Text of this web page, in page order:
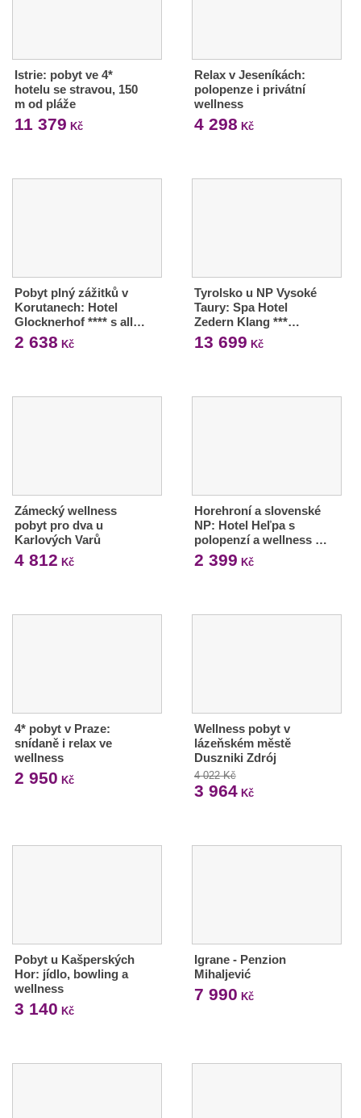
Istrie: pobyt ve 4*
hotelu se stravou, 150
m od pláže
11 379 Kč
Relax v Jeseníkách:
polopenze i privátní
wellness
4 298 Kč
Pobyt plný zážitků v
Korutanech: Hotel
Glocknerhof **** s all…
2 638 Kč
Tyrolsko u NP Vysoké
Taury: Spa Hotel
Zedern Klang ***…
13 699 Kč
Zámecký wellness
pobyt pro dva u
Karlových Varů
4 812 Kč
Horehroní a slovenské
NP: Hotel Heľpa s
polopenzí a wellness …
2 399 Kč
4* pobyt v Praze:
snídaně i relax ve
wellness
2 950 Kč
Wellness pobyt v
lázeňském městě
Duszniki Zdrój
4 022 Kč
3 964Kč
Pobyt u Kašperských
Hor: jídlo, bowling a
wellness
3 140 Kč
Igrane - Penzion
Mihaljević
7 990 Kč